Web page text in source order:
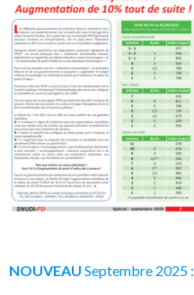
NOUVEAU Septembre 2025 :